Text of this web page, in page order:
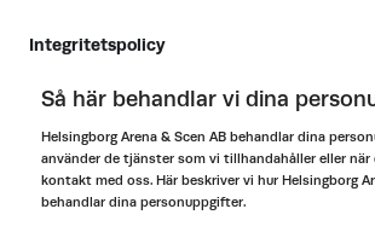
Integritetspolicy
Så här behandlar vi dina
Helsingborg Arena & Scen AB behandlar dina
använder de tjänster som vi tillhandahåller eller när
kontakt med oss. Här beskriver vi hur Helsingborg
behandlar dina personuppgifter.